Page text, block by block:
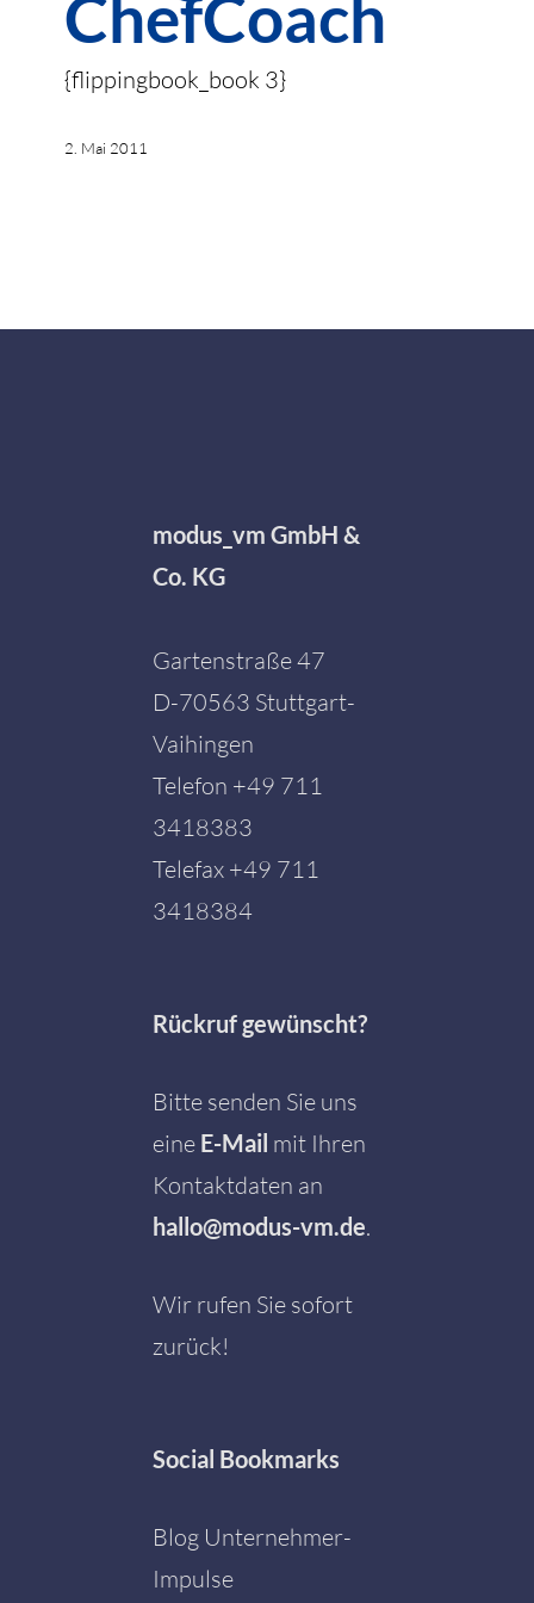
ChefCoach
{flippingbook_book 3}
2. Mai 2011
modus_vm GmbH &
Co. KG
Gartenstraße 47
D-70563 Stuttgart-
Vaihingen
Telefon +49 711
3418383
Telefax +49 711
3418384
Rückruf gewünscht?
Bitte senden Sie uns
eine E-Mail mit Ihren
Kontaktdaten an
hallo@modus-vm.de.
Wir rufen Sie sofort
zurück!
Social Bookmarks
Blog Unternehmer-
Impulse